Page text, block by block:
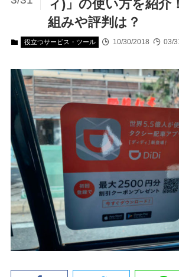
ィ)」の使い方を紹介
組みや評判は？
役立つサービス・ツール 10/30/2018 03/